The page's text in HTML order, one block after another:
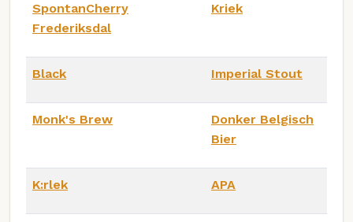
SpontanCherry
Frederiksdal
Kriek
Black Imperial Stout
Monk's Brew
Donker Belgisch
Bier
K:rlek APA